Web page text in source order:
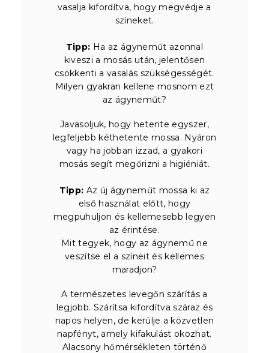
vasalja kifordítva, hogy megvédje a
színeket.
Tipp: Ha az ágyneműt azonnal
kiveszi a mosás után, jelentősen
csökkenti a vasalás szükségességét.
Milyen gyakran kellene mosnom ezt
az ágyneműt?
Javasoljuk, hogy hetente egyszer,
legfeljebb kéthetente mossa. Nyáron
vagy ha jobban izzad, a gyakori
mosás segít megőrizni a higiéniát.
Tipp: Az új ágyneműt mossa ki az
első használat előtt, hogy
megpuhuljon és kellemesebb legyen
az érintése.
Mit tegyek, hogy az ágynemű ne
veszítse el a színeit és kellemes
maradjon?
A természetes levegőn szárítás a
legjobb. Szárítsa kifordítva száraz és
napos helyen, de kerülje a közvetlen
napfényt, amely kifakulást okozhat.
Alacsony hőmérsékleten történő